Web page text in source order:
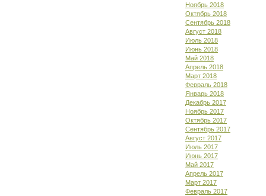
Ноябрь 2018
Октябрь 2018
Сентябрь 2018
Август 2018
Июль 2018
Июнь 2018
Май 2018
Апрель 2018
Март 2018
Февраль 2018
Январь 2018
Декабрь 2017
Ноябрь 2017
Октябрь 2017
Сентябрь 2017
Август 2017
Июль 2017
Июнь 2017
Май 2017
Апрель 2017
Март 2017
Февраль 2017